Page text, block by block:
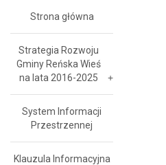
Strona główna
Strategia Rozwoju
Gminy Reńska Wieś
na lata 2016-2025
System Informacji
Przestrzennej
Klauzula Informacyjna